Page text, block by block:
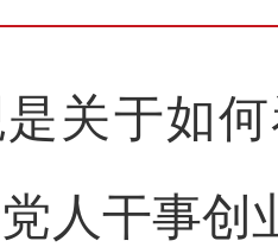
关于如
人干事创